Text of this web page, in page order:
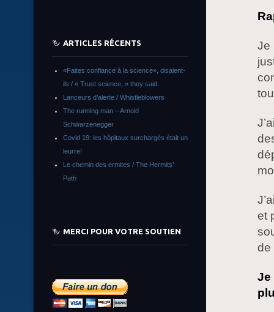
Je
et
de
Je
ARTICLES RÉCENTS
«Faites confiance à la science», disaient-
ils / « Trust science, » they said.
Lanceurs d’alerte / Whistleblowers
The running man – Arnold
Schwarzenegger
Covid 19: les hôpitaux surchargés était un
leurre!
Le chemin des ermites / The Hermits’
Path
MERCI POUR VOTRE SOUTIEN